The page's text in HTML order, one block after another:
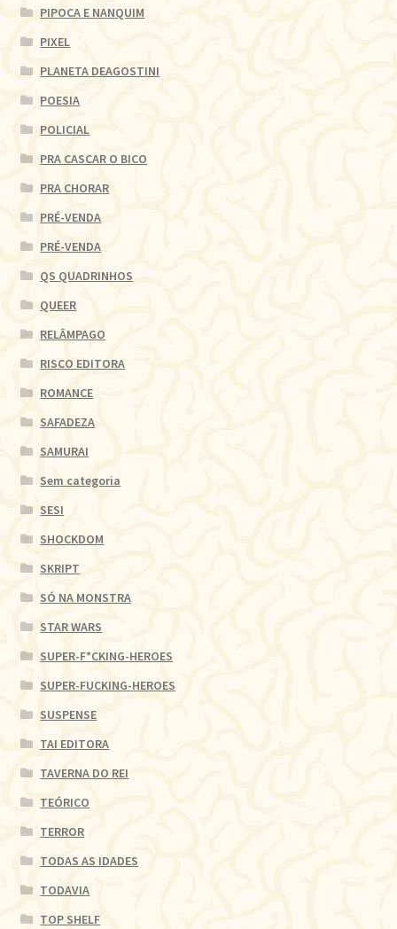
PIPOCA E NANQUIM
PIXEL
PLANETA DEAGOSTINI
POESIA
POLICIAL
PRA CASCAR O BICO
PRA CHORAR
PRÉ-VENDA
PRÉ-VENDA
QS QUADRINHOS
QUEER
RELÂMPAGO
RISCO EDITORA
ROMANCE
SAFADEZA
SAMURAI
Sem categoria
SESI
SHOCKDOM
SKRIPT
SÓ NA MONSTRA
STAR WARS
SUPER-F*CKING-HEROES
SUPER-FUCKING-HEROES
SUSPENSE
TAI EDITORA
TAVERNA DO REI
TEÓRICO
TERROR
TODAS AS IDADES
TODAVIA
TOP SHELF